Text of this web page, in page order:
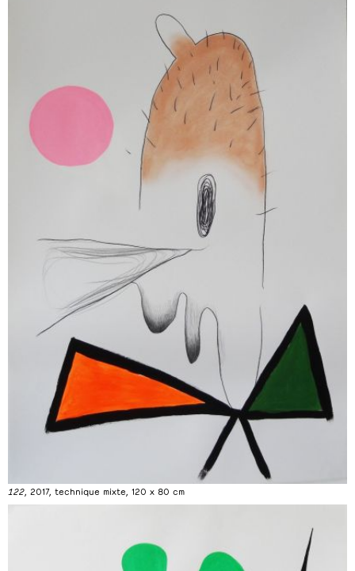
122, 2017, technique mixte, 120 x 80 cm